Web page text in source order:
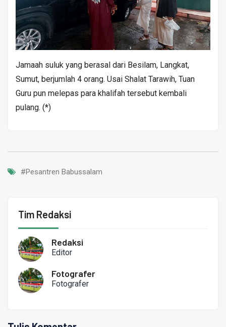
Jamaah suluk yang berasal dari Besilam, Langkat,
Sumut, berjumlah 4 orang. Usai Shalat Tarawih, Tuan
Guru pun melepas para khalifah tersebut kembali
pulang. (*)
#Pesantren Babussalam
Tim Redaksi
Redaksi
Editor
Fotografer
Fotografer